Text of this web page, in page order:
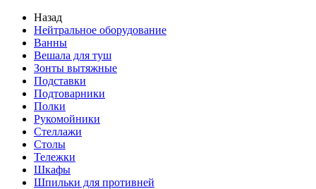
Назад
Нейтральное оборудование
Ванны
Вешала для туш
Зонты вытяжные
Подставки
Подтоварники
Полки
Рукомойники
Стеллажи
Столы
Тележки
Шкафы
Шпильки для противней